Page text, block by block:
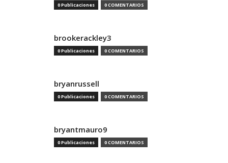
0 Publicaciones 0 COMENTARIOS
brookerackley3
0 Publicaciones 0 COMENTARIOS
bryanrussell
0 Publicaciones 0 COMENTARIOS
bryantmauro9
0 Publicaciones 0 COMENTARIOS